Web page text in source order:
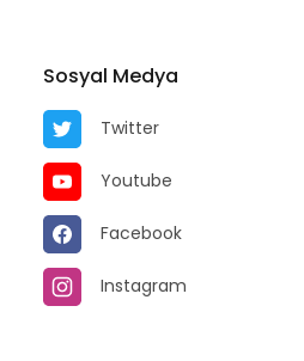
Sosyal Medya
Twitter
Youtube
Facebook
Instagram